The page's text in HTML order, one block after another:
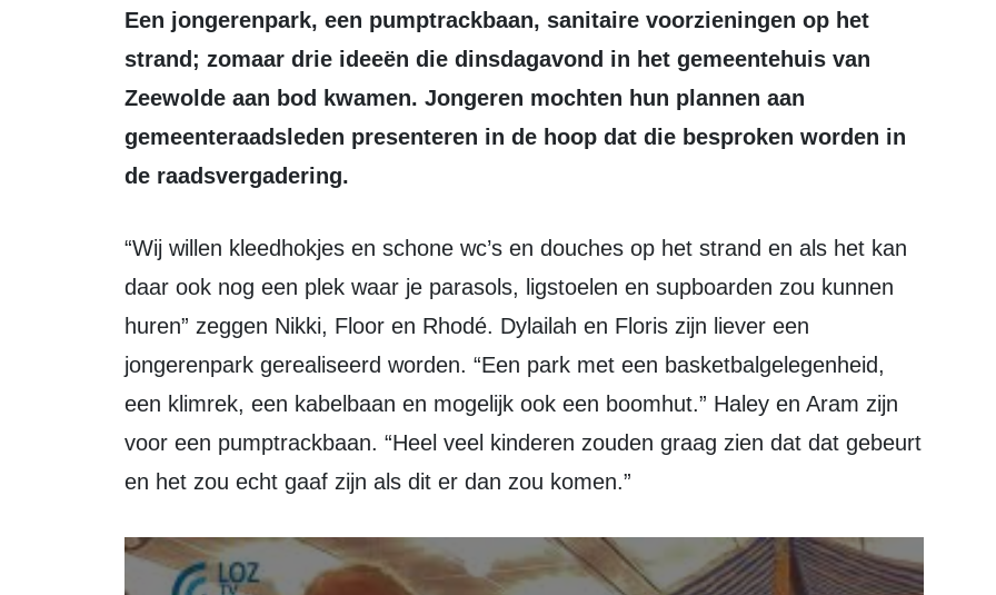
Een jongerenpark, een pumptrackbaan, sanitaire voorzieningen op het
strand; zomaar drie ideeën die dinsdagavond in het gemeentehuis van
Zeewolde aan bod kwamen. Jongeren mochten hun plannen aan
gemeenteraadsleden presenteren in de hoop dat die besproken worden in
de raadsvergadering.
“Wij willen kleedhokjes en schone wc’s en douches op het strand en als het kan
daar ook nog een plek waar je parasols, ligstoelen en supboarden zou kunnen
huren” zeggen Nikki, Floor en Rhodé. Dylailah en Floris zijn liever een
jongerenpark gerealiseerd worden. “Een park met een basketbalgelegenheid,
een klimrek, een kabelbaan en mogelijk ook een boomhut.” Haley en Aram zijn
voor een pumptrackbaan. “Heel veel kinderen zouden graag zien dat dat gebeurt
en het zou echt gaaf zijn als dit er dan zou komen.”